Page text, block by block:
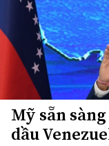
Mỹ sẵn
dầu